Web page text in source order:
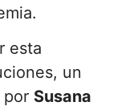
esta
un
por Susana